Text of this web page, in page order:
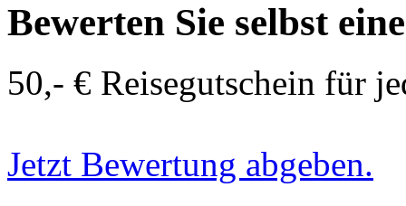
Bewerten Sie selbst
50,- € Reisegutschein für
Jetzt Bewertung abgeben.